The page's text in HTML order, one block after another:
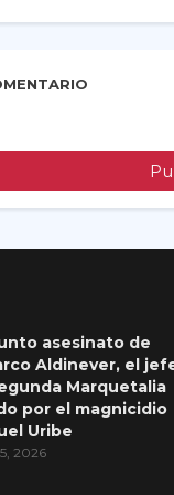
asesinato de
Aldinever, el
Marquetalia
por el magnicidio
Uribe
2026